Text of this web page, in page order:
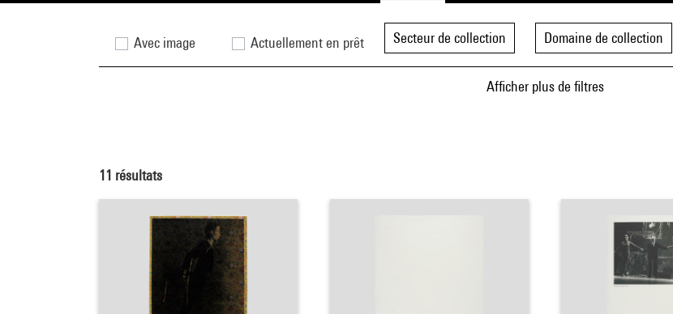
Avec image Actuellement en prêt Secteur de collection Domaine de collection
Afficher plus de filtres
11 résultats